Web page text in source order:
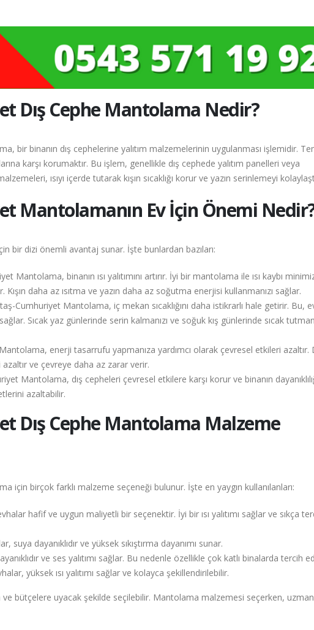
Dış Cephe Mantolama Nedir?
bir binanın dış cephelerine yalıtım malzemelerinin uygulanması işlemidir.
karşı korumaktır. Bu işlem, genellikle dış cephede yalıtım panelleri veya
ısıyı içerde tutarak kışın sıcaklığı korur ve yazın serinlemeyi
Mantolamanın Ev İçin Önemi
bir dizi önemli avantaj sunar. İşte bunlardan bazıları:
Mantolama, binanın ısı yalıtımını artırır. İyi bir mantolama ile ısı kaybı
daha az ısıtma ve yazın daha az soğutma enerjisi kullanmanızı sağlar.
Cumhuriyet Mantolama, iç mekan sıcaklığını daha istikrarlı hale getirir. Bu,
Sıcak yaz günlerinde serin kalmanızı ve soğuk kış günlerinde sıcak
enerji tasarrufu yapmanıza yardımcı olarak çevresel etkileri azaltır.
ve çevreye daha az zarar verir.
Mantolama, dış cepheleri çevresel etkilere karşı korur ve binanın
azaltabilir.
Dış Cephe Mantolama Malzeme
için birçok farklı malzeme seçeneği bulunur. İşte en yaygın kullanılanları:
hafif ve uygun maliyetli bir seçenektir. İyi bir ısı yalıtımı sağlar ve sıkça
suya dayanıklıdır ve yüksek sıkıştırma dayanımı sunar.
ve ses yalıtımı sağlar. Bu nedenle özellikle çok katlı binalarda tercih
yüksek ısı yalıtımı sağlar ve kolayca şekillendirilebilir.
bütçelere uyacak şekilde seçilebilir. Mantolama malzemesi seçerken,